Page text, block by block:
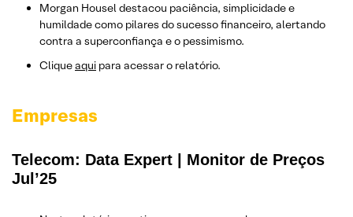
Morgan Housel destacou paciência, simplicidade e
humildade como pilares do sucesso financeiro, alertando
contra a superconfiança e o pessimismo.
Cliqueaqui para acessar o relatório.
Empresas
Telecom: Data Expert | Monitor de Preços
Jul’25